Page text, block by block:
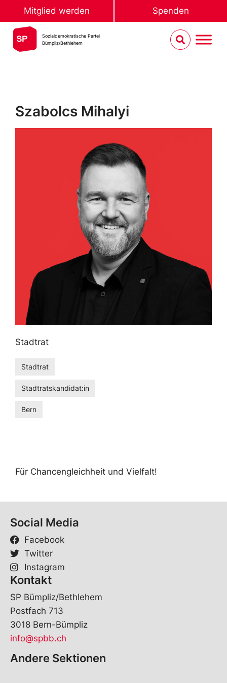
Mitglied werden Spenden
Sozialdemokratische Partei
Bümpliz/Bethlehem
Szabolcs Mihalyi
Stadtrat
Stadtrat
Stadtratskandidat:in
Bern
Für Chancengleichheit und Vielfalt!
Social Media
Facebook
Twitter
Instagram
Kontakt
SP Bümpliz/Bethlehem
Postfach 713
3018 Bern-Bümpliz
info@spbb.ch
Andere Sektionen